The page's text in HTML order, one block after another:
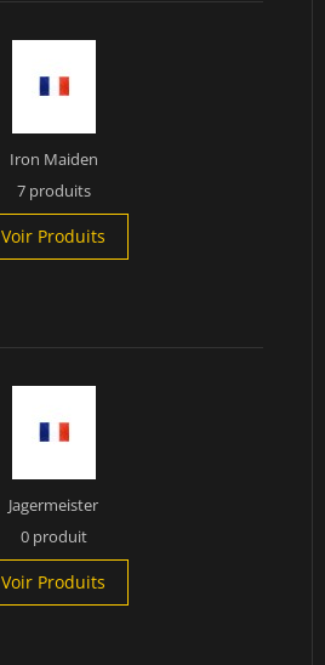
Iron Maiden
7 produits
Voir Produits
Jagermeister
0 produit
Voir Produits